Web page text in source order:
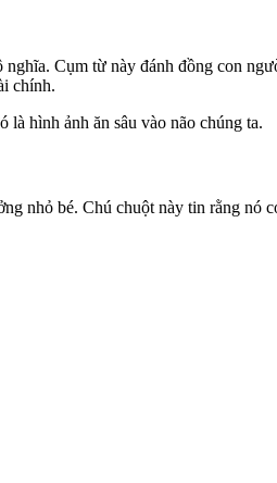
Cụm từ này đánh đồng con
chính.
hình ảnh ăn sâu vào não chúng ta.
nhỏ bé. Chú chuột này tin rằng nó